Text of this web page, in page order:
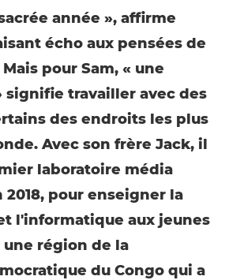
année », affirme
écho aux pensées de
pour Sam, « une
signifie travailler avec des
des endroits les plus
Avec son frère Jack, il
laboratoire média
2018, pour enseigner la
l'informatique aux jeunes
une région de la
du Congo qui a